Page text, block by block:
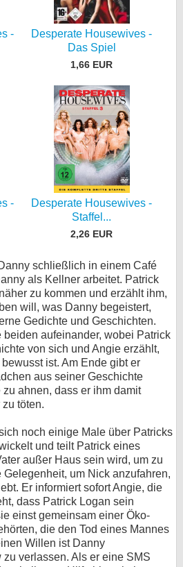
-
Desperate Housewives -
Das Spiel
1,66 EUR
-
Desperate Housewives -
Staffel...
2,26 EUR
schließlich in einem Café
als Kellner arbeitet. Patrick
zu kommen und erzählt ihm,
will, was Danny begeistert,
Gedichte und Geschichten.
beiden aufeinander, wobei Patrick
von sich und Angie erzählt,
ist. Am Ende gibt er
aus seiner Geschichte
ahnen, dass er ihm damit
töten.
noch einige Male über Patricks
und teilt Patrick eines
außer Haus sein wird, um zu
um Nick anzufahren,
Er informiert sofort Angie, die
dass Patrick Logan sein
einst gemeinsam einer Öko-
die den Tod eines Mannes
Willen ist Danny
verlassen. Als er eine SMS